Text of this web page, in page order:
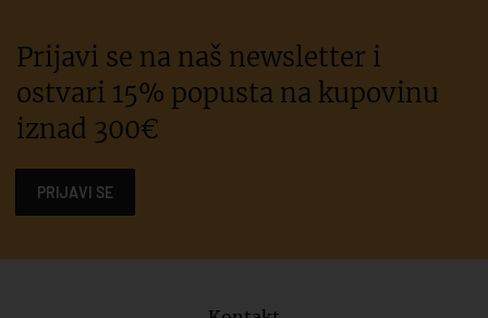
Prijavi se na naš newsletter i
ostvari 15% popusta na kupovinu
iznad 300€
PRIJAVI SE